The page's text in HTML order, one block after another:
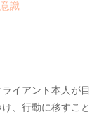
識
イアント本人が目
、行動に移すこと